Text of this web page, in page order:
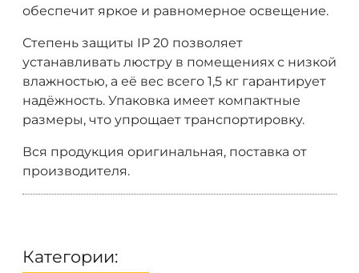
обеспечит яркое и равномерное освещение.
Степень защиты IP 20 позволяет
устанавливать люстру в помещениях с низкой
влажностью, а её вес всего 1,5 кг гарантирует
надёжность. Упаковка имеет компактные
размеры, что упрощает транспортировку.
Вся продукция оригинальная, поставка от
производителя.
Категории: